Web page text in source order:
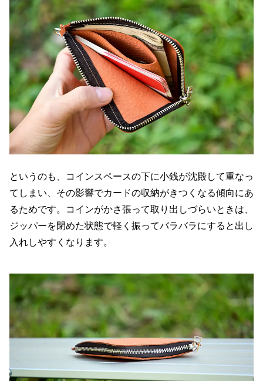
というのも、コインスペースの下に小銭が沈殿して重なっ
てしまい、その影響でカードの収納がきつくなる傾向にあ
るためです。コインがかさ張って取り出しづらいときは、
ジッパーを閉めた状態で軽く振ってバラバラにすると出し
入れしやすくなります。